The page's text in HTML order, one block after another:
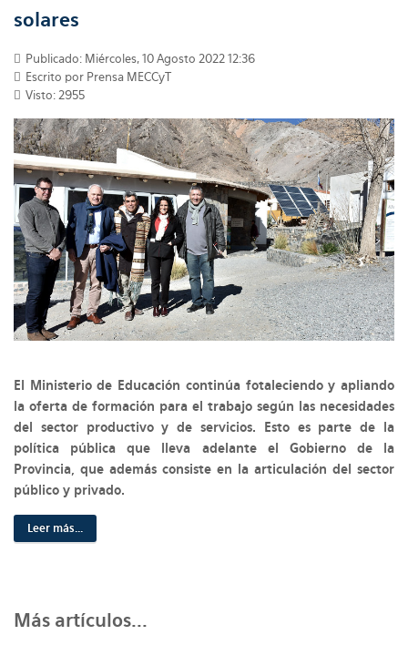
solares
Publicado: Miércoles, 10 Agosto 2022 12:36
Escrito por Prensa MECCyT
Visto: 2955
El Ministerio de Educación continúa fotaleciendo y apliando
la oferta de formación para el trabajo según las necesidades
del sector productivo y de servicios. Esto es parte de la
política pública que lleva adelante el Gobierno de la
Provincia, que además consiste en la articulación del sector
público y privado.
Leer más...
Más artículos...